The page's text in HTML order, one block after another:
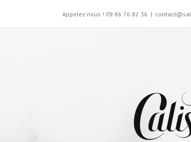
Appelez nous ! 09 86 76 82 36 |